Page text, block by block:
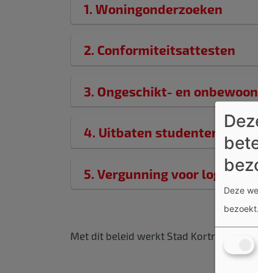
1. Woningonderzoeken
2. Conformiteitsattesten
3. Ongeschikt- en
4. Uitbaten studentenhuis
5. Vergunning voor
Met dit beleid werkt Stad Kortrijk
Deze
bezoekt.